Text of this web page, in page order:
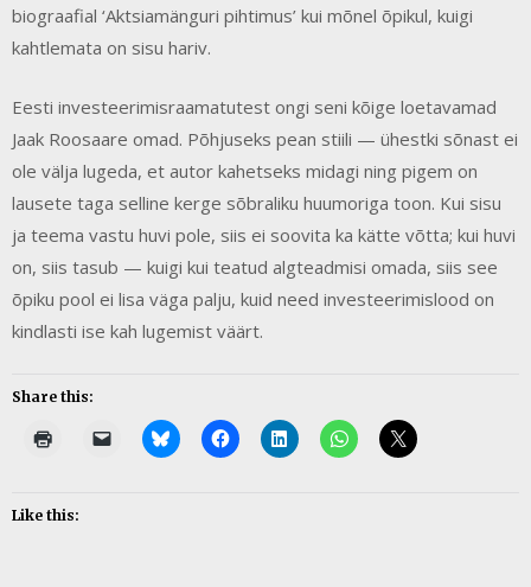
biograafial ‘Aktsiamänguri pihtimus’ kui mõnel õpikul, kuigi
kahtlemata on sisu hariv.
Eesti investeerimisraamatutest ongi seni kõige loetavamad
Jaak Roosaare omad. Põhjuseks pean stiili — ühestki sõnast ei
ole välja lugeda, et autor kahetseks midagi ning pigem on
lausete taga selline kerge sõbraliku huumoriga toon. Kui sisu
ja teema vastu huvi pole, siis ei soovita ka kätte võtta; kui huvi
on, siis tasub — kuigi kui teatud algteadmisi omada, siis see
õpiku pool ei lisa väga palju, kuid need investeerimislood on
kindlasti ise kah lugemist väärt.
Share this:
Like this: